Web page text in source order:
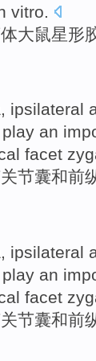
vitro.
大鼠星形
, ipsilateral
play an
facet
节囊和前
, ipsilateral
play an
facet
节囊和前